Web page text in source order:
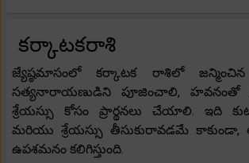
కర్కాటకరాశి
జ్యేష్ఠమాసంలో కర్కాటక రాశిలో జన్మించిన
సత్యనారాయణుడిని పూజించాలి, హవనంతో
శ్రేయస్సు కోసం ప్రార్థనలు చేయాలి. ఇది
మరియు శ్రేయస్సు తీసుకురావడమే కాకుండా,
ఉపశమనం కలిగిస్తుంది.